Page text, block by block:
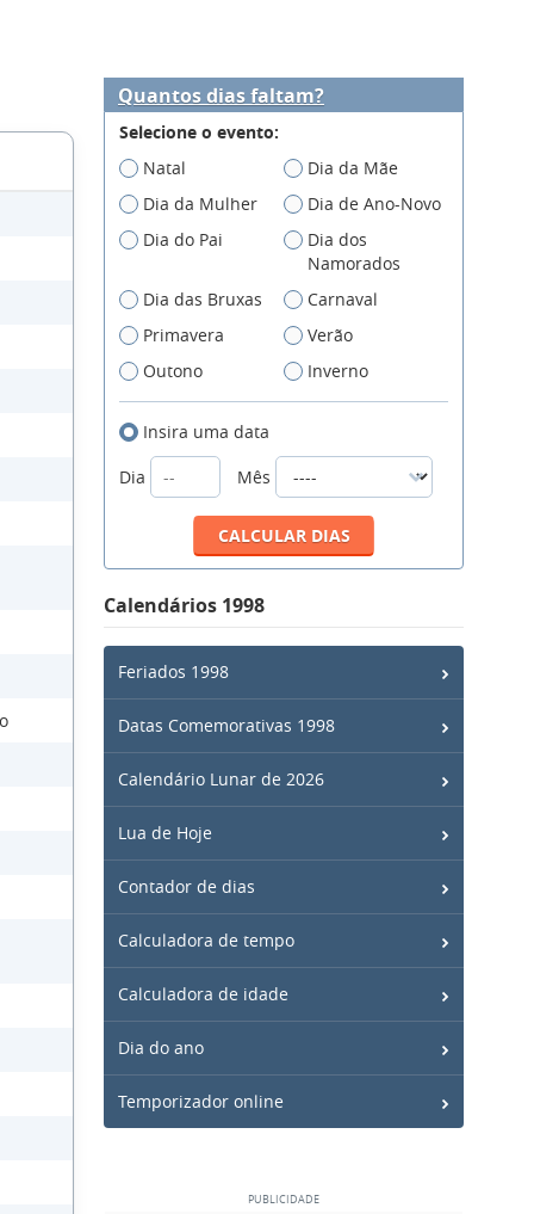
Quantos dias faltam?
Selecione o evento:
Natal
Dia da Mãe
Dia da Mulher
Dia de Ano-Novo
Dia do Pai
Dia dos
Namorados
Dia das Bruxas
Carnaval
Primavera
Verão
Outono
Inverno
Insira uma data
Dia
Mês
Calendários 1998
Feriados 1998
Datas Comemorativas 1998
Calendário Lunar de 2026
Lua de Hoje
Contador de dias
Calculadora de tempo
Calculadora de idade
Dia do ano
Temporizador online